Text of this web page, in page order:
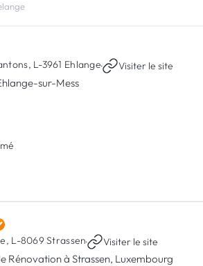
L-3961 Ehlange· Visiter le site
sur-Mess
L-8069 Strassen· Visiter le site
Rénovation à Strassen, Luxembourg